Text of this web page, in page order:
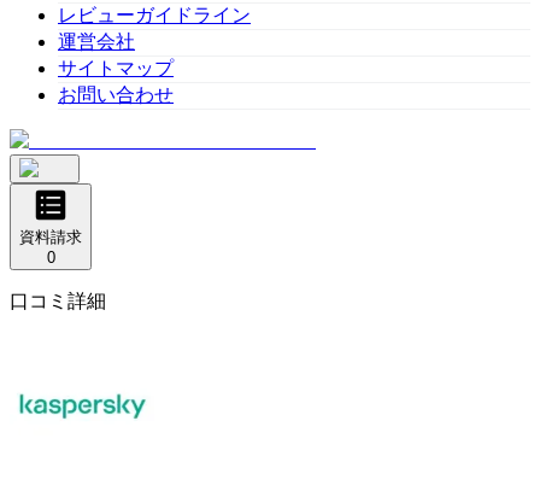
レビューガイドライン
運営会社
サイトマップ
お問い合わせ
資料請求
0
口コミ詳細